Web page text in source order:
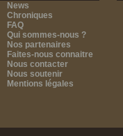
News
Chroniques
FAQ
Qui sommes-nous ?
Nos partenaires
Faites-nous connaitre
Nous contacter
Nous soutenir
Mentions légales